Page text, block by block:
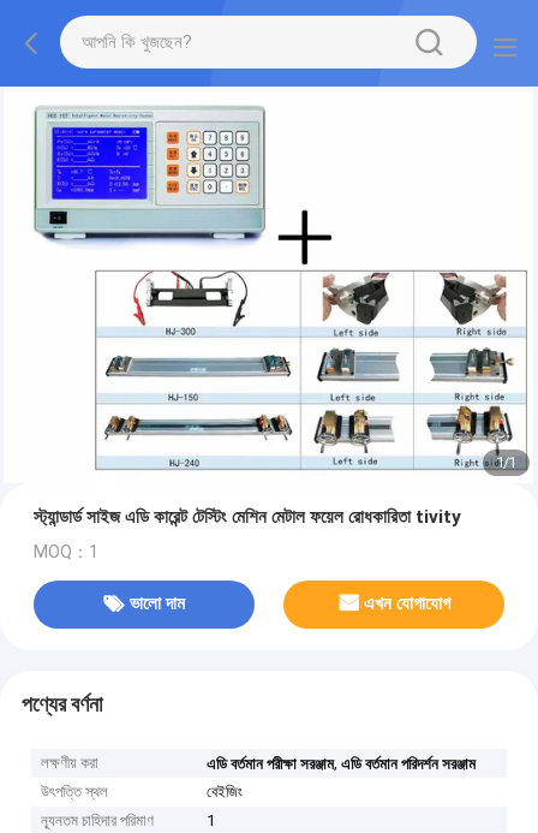
1/1
স্ট্যান্ডার্ড সাইজ এডি কারেন্ট টেস্টিং মেশিন মেটাল ফয়েল রোধকারিতা tivity
MOQ：1
ভালো দাম এখন যোগাযোগ
পণ্যের বর্ণনা
লক্ষণীয় করা এডি বর্তমান পরীক্ষা সরঞ্জাম,এডি বর্তমান পরিদর্শন সরঞ্জাম
উৎপত্তি স্থল
বেইজিং
ন্যূনতম চাহিদার পরিমাণ
1